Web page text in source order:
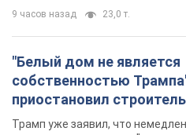
9 часов назад 23,0 т.
"Белый дом не является
собственностью
приостановил
бального зала
Трамп уже заявил, что